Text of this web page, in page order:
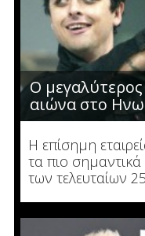
Ο
αιώνα στο
Η επίσημη
τα πιο
των τελευταίων